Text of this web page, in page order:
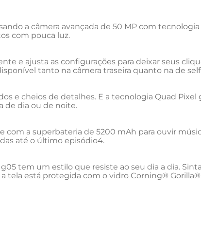
a câmera avançada de 50 MP com
com pouca luz.
e ajusta as configurações para deixar seus
tanto na câmera traseira quanto na de
e cheios de detalhes. E a tecnologia Quad
de dia ou de noite.
com a superbateria de 5200 mAh para ouvir
até o último episódio4.
tem um estilo que resiste ao seu dia a dia.
tela está protegida com o vidro Corning® Gorilla®